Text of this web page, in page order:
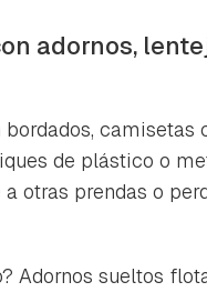
adornos,
bordados, camisetas
de plástico o
otras prendas o
Adornos sueltos